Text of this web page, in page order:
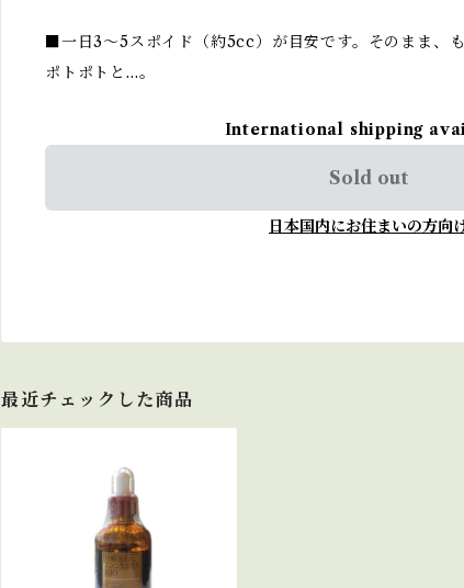
■一日3～5スポイド（約5cc）が目安です。そのまま、
ポトポトと…。
International shipping
Sold out
日本国内にお住まいの方向
最近チェックした商品